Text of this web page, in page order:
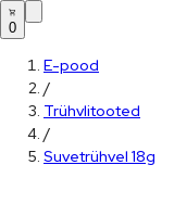
0
E-pood
/
Trühvlitooted
/
Suvetrühvel 18g